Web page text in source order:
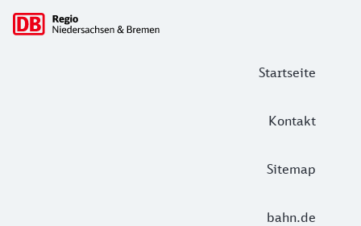
Startseite
Kontakt
Sitemap
bahn.de
Hauptnavigation